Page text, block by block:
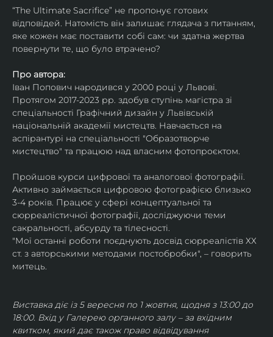
“The Ultimate Sacrifice” не пропонує готових
відповідей. Натомість він залишає глядача з питанням,
яке кожен має поставити собі сам: чи здатна жертва
повернути те, що було втрачено?
Про автора:
Іван Попович народився у 2000 році у Львові.
Протягом 2017-2023 рр. здобув ступінь магістра зі
спеціальності Графічний дизайн у Львівській
національній академії мистецтв. Навчається на
аспірантурі на спеціальності "Образотворче
мистецтво" та працюю над власним фотопроєктом.
Пройшов курси цифрової та аналогової фотографії.
Активно займається цифровою фотографією близько
3-4 років. Працює у сфері концептуальної та
сюрреалістичної фотографії, досліджуючи теми
сакральності, абсурду та тілесності.
"Мої останні роботи поєднують досвід сюрреалістів ХХ
ст. з авторськими методами постобробки", – говорить
митець.
Виставка діє із 5 вересня по 1 жовтня, щодня з 13:00 до
18:00. Вхід у Галерею органного залу – за вхідним
квитком, який дає також право відвідування